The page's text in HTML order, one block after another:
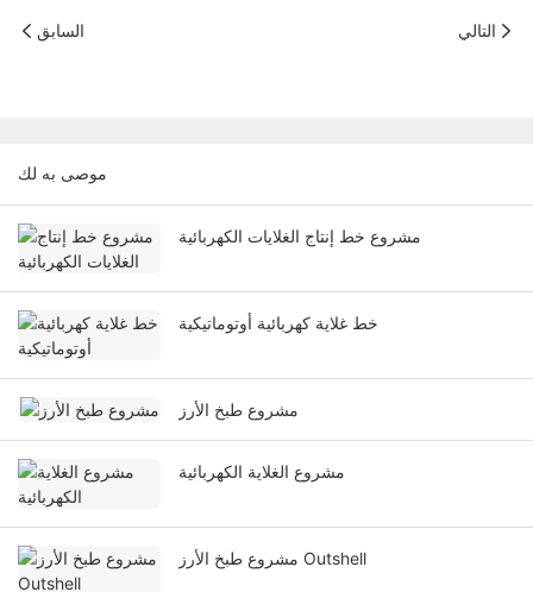
السابق التالي
موصى به لك
مشروع خط إنتاج الغلايات الكهربائية
خط غلاية كهربائية أوتوماتيكية
مشروع طبخ الأرز
مشروع الغلاية الكهربائية
مشروع طبخ الأرز Outshell